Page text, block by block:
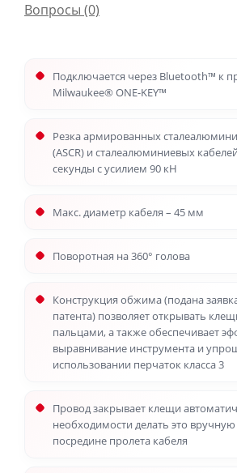
Вопросы (0)
Подключается через Bluetooth™ к
Milwaukee® ONE-KEY™
Резка армированных
(ASCR) и сталеалюминиевых кабелей
секунды с усилием 90 кН
Макс. диаметр кабеля – 45 мм
Поворотная на 360° голова
Конструкция обжима (подана
патента) позволяет открывать
пальцами, а также обеспечивает
выравнивание инструмента и
использовании перчаток класса 3
Провод закрывает клещи
необходимости делать это
посредине пролета кабеля